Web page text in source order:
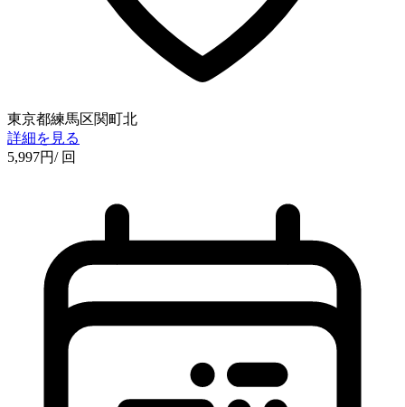
東京都練馬区関町北
詳細を見る
5,997円/ 回